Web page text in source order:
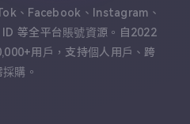
、Facebook、Instagram、
等全平台賬號資源。自2022
用戶，支持個人用戶、跨
購。